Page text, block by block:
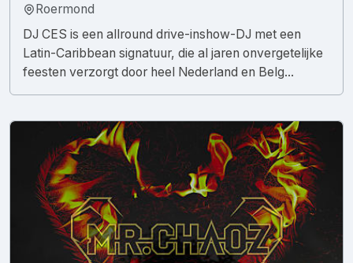
Roermond
DJ CES is een allround drive-inshow-DJ met een
Latin-Caribbean signatuur, die al jaren onvergetelijke
feesten verzorgt door heel Nederland en Belg...